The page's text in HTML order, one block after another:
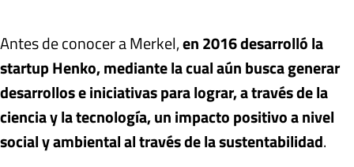
Antes de conocer a Merkel,en 2016 desarrolló la
startup Henko, mediante la cual aún busca generar
desarrollos e iniciativas para lograr, a través de la
ciencia y la tecnología, un impacto positivo a nivel
social y ambiental al través de la sustentabilidad.